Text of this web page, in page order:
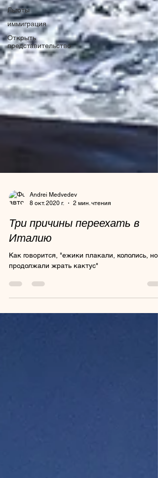
Льготы
иммиграция
Открыть
представительство
8 окт. 2020 г.
2 мин. чтения
Три причины переехать в
Италию
продолжали жрать кактус"